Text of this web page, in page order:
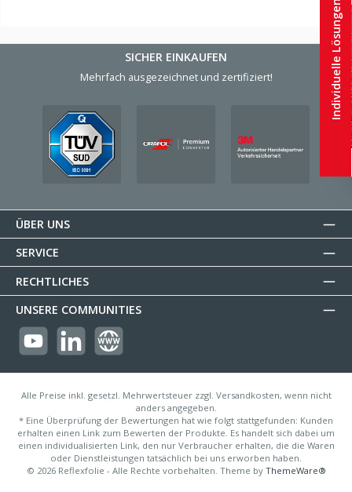
SICHER EINKAUFEN
Mehrfach ausgezeichnet und zertifiziert!
ÜBER UNS
SERVICE
RECHTLICHES
UNSERE COMMUNITIES
https://youtube.com/@reflectogmbh2119?si=Oew0U3xn87ZcBMoM
LinkedIn Website
Alle Preise inkl. gesetzl. Mehrwertsteuer zzgl. Versandkosten, wenn nicht
anders angegeben.
* Eine Überprüfung der Bewertungen hat wie folgt stattgefunden: Kunden
erhalten einen Link zum Bewerten der Produkte. Es handelt sich dabei um
einen individualisierten Link, den nur Verbraucher erhalten, die die Waren
oder Dienstleistungen tatsächlich bei uns erworben haben.
© 2026 Reflexfolie - Alle Rechte vorbehalten. Theme by ThemeWare®
Individuelle Lösungen